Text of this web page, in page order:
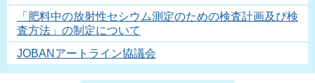
「肥料中の放射性セシウム測定のための検査計画及び検
査方法」の制定について
JOBANアートライン協議会